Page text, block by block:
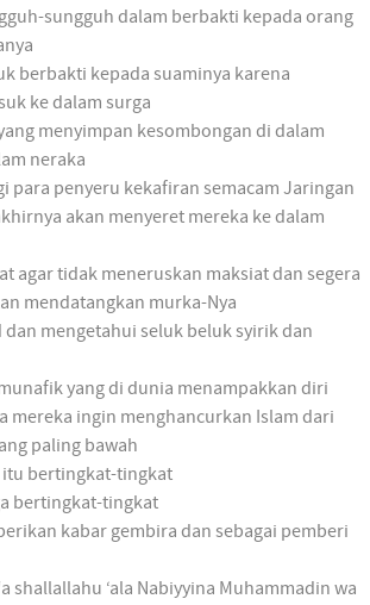
sungguh dalam berbakti kepada orang
berbakti kepada suaminya karena
ke dalam surga
menyimpan kesombongan di dalam
neraka
para penyeru kekafiran semacam Jaringan
akan menyeret mereka ke dalam
agar tidak meneruskan maksiat dan segera
mendatangkan murka-Nya
mengetahui seluk beluk syirik dan
yang di dunia menampakkan diri
mereka ingin menghancurkan Islam dari
paling bawah
itu bertingkat-tingkat
bertingkat-tingkat
kabar gembira dan sebagai pemberi
shallallahu ‘ala Nabiyyina Muhammadin wa